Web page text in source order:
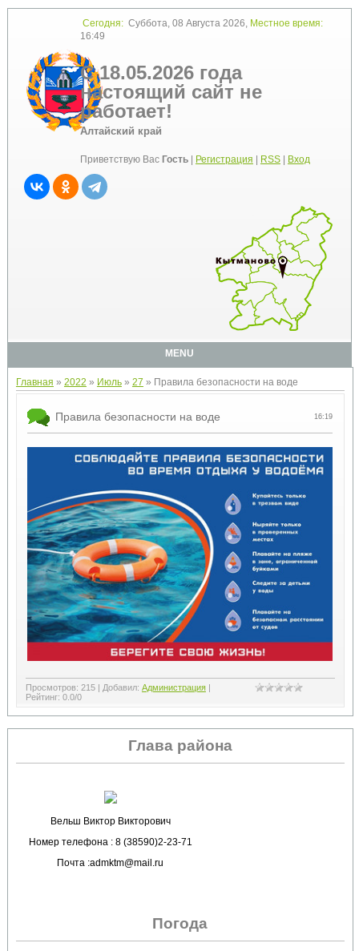
Сегодня:Суббота, 08 Августа 2026, Местное время:
16:49
С 18.05.2026 года
настоящий сайт не
работает!
Алтайский край
Приветствую Вас Гость| Регистрация RSS| Вход
MENU
Главная » 2022 » Июль » 27 » Правила безопасности на воде
16:19
Правила безопасности на воде
Просмотров: 215| Добавил: Администрация |
Рейтинг: 0.0/0
Глава района
Вельш Виктор Викторович
Номер телефона : 8 (38590)2-23-71
Почта :admktm@mail.ru
Погода